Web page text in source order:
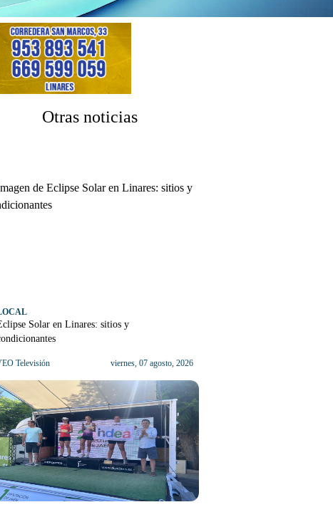
Otras noticias
Solar en Linares: sitios y
Televisión viernes, 07 agosto, 2026